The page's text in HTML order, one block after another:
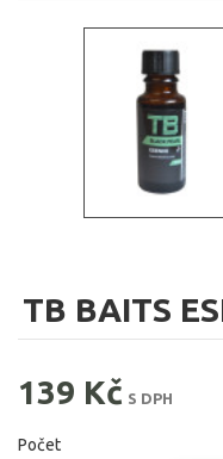
TB BAITS
139 Kč S DPH
Počet